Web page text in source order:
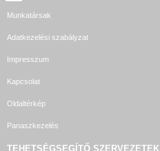
Munkatársak
Adatkezelési szabályzat
Impresszum
Kapcsolat
Oldaltérkép
Panaszkezelés
TEHETSÉGSEGÍTŐ SZERVEZETEK